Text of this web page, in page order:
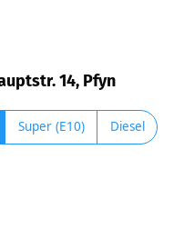
14, Pfyn
Super (E10) Diesel